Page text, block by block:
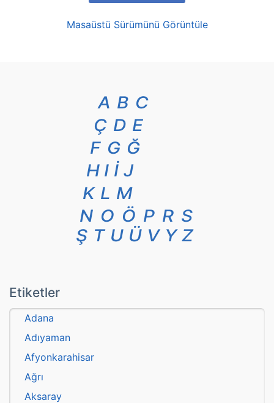
Masaüstü Sürümünü Görüntüle
A B C
Ç D E
F G Ğ
H I İ J
K L M
N O Ö P R S
Ş T U Ü V Y Z
Etiketler
Adana
Adıyaman
Afyonkarahisar
Ağrı
Aksaray